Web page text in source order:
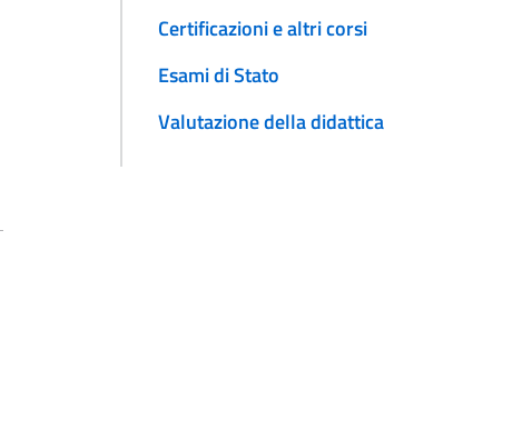
Certificazioni e altri corsi
Esami di Stato
Valutazione della didattica